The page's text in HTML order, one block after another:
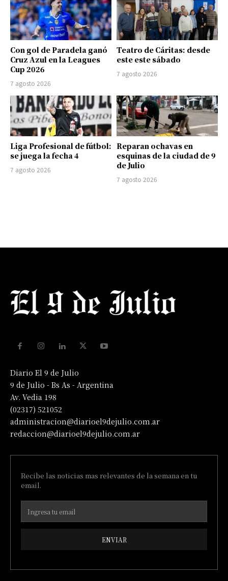
Con gol de Paradela ganó
Cruz Azul en la Leagues
Cup 2026
7 agosto 2026
Teatro de Cáritas: desde
este este sábado
7 agosto 2026
Liga Profesional de fútbol:
se juega la fecha 4
7 agosto 2026
Reparan ochavas en
esquinas de la ciudad de 9
de Julio
7 agosto 2026
Diario El 9 de Julio
9 de Julio - Bs As - Argentina
Av. Vedia 198
(02317) 521052
administracion@diarioel9dejulio.com.ar
redaccion@diarioel9dejulio.com.ar
Recibe las noticias mas relevantes de la semana en tu
email.
ENVIAR